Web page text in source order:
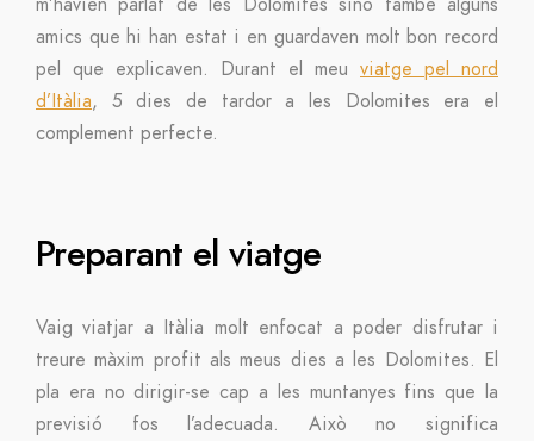
amics que hi han estat i en guardaven molt bon record
pel que explicaven. Durant el meu viatge pel nord
d’Itàlia, 5 dies de tardor a les Dolomites era el
complement perfecte.
Preparant el viatge
Vaig viatjar a Itàlia molt enfocat a poder disfrutar i
treure màxim profit als meus dies a les Dolomites. El
pla era no dirigir-se cap a les muntanyes fins que la
previsió fos l’adecuada. Això no significa